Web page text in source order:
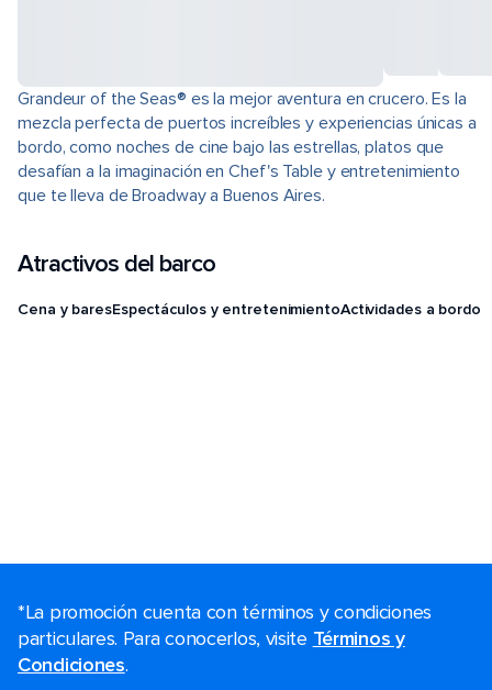
Grandeur of the Seas® es la mejor aventura en crucero. Es la
mezcla perfecta de puertos increíbles y experiencias únicas a
bordo, como noches de cine bajo las estrellas, platos que
desafían a la imaginación en Chef's Table y entretenimiento
que te lleva de Broadway a Buenos Aires.
Atractivos del barco
Cena y baresEspectáculos y entretenimientoActividades a bordo
*La promoción cuenta con términos y condiciones
particulares. Para conocerlos, visite Términos y
Condiciones.